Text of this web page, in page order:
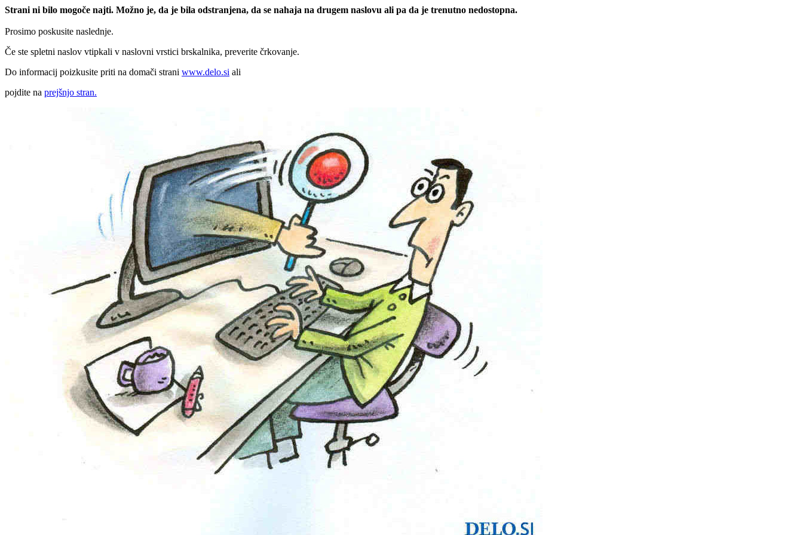
Strani ni bilo mogoče najti. Možno je, da je bila odstranjena, da se nahaja na drugem naslovu ali pa da je trenutno nedostopna.
Prosimo poskusite naslednje.
Če ste spletni naslov vtipkali v naslovni vrstici brskalnika, preverite črkovanje.
Do informacij poizkusite priti na domači strani www.delo.si ali
pojdite na prejšnjo stran.